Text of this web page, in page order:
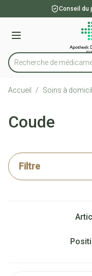
Aller au contenu
1 de 1Conseil du
Menu
Rechercher
Recherche de médic
Accueil / Soins à
Coude
Filtre
Trier